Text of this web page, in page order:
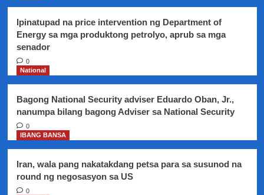
sarado
mula
Oct.29-
Nov.2
Ipinatupad na price intervention ng Department of
Energy sa mga produktong petrolyo, aprub sa mga
senador
0
National
Bagong National Security adviser Eduardo Oban, Jr.,
nanumpa bilang bagong Adviser sa National Security
0
IBANG BANSA
Iran, wala pang nakatakdang petsa para sa susunod na
round ng negosasyon sa US
0